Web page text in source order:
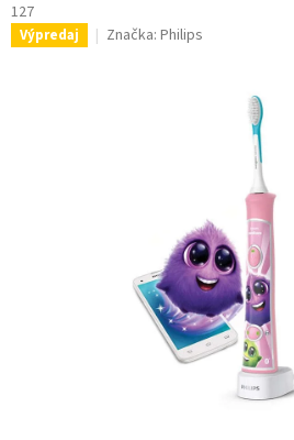
127
Výpredaj Značka: Philips